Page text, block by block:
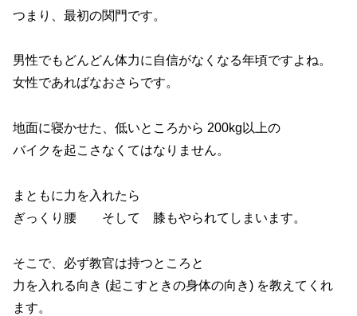
つまり、最初の関門です。
男性でもどんどん体力に自信がなくなる年頃ですよね。
女性であればなおさらです。
地面に寝かせた、低いところから 200kg以上の
バイクを起こさなくてはなりません。
まともに力を入れたら
ぎっくり腰 そして 膝もやられてしまいます。
そこで、必ず教官は持つところと
力を入れる向き (起こすときの身体の向き) を教えてくれ
ます。